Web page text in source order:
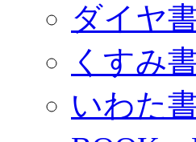
ダイヤ
くすみ
いわた